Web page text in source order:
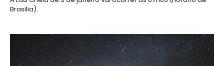
Brasília).